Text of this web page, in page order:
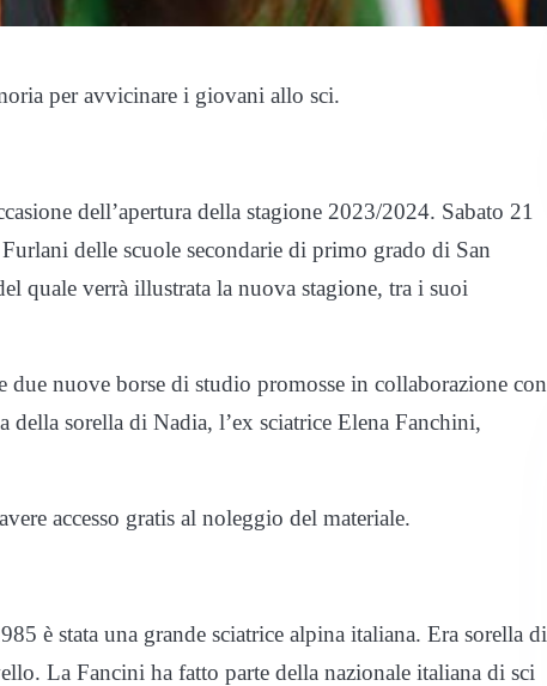
per avvicinare i giovani allo sci.
dell’apertura della stagione 2023/2024. Sabato 21
delle scuole secondarie di primo grado di San
quale verrà illustrata la nuova stagione, tra i suoi
due nuove borse di studio promosse in collaborazione con
sorella di Nadia, l’ex sciatrice Elena Fanchini,
accesso gratis al noleggio del materiale.
è stata una grande sciatrice alpina italiana. Era sorella di
La Fancini ha fatto parte della nazionale italiana di sci